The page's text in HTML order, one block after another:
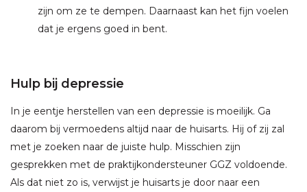
zijn om ze te dempen. Daarnaast kan het fijn voelen
dat je ergens goed in bent.
Hulp bij depressie
In je eentje herstellen van een depressie is moeilijk. Ga
daarom bij vermoedens altijd naar de huisarts. Hij of zij zal
met je zoeken naar de juiste hulp. Misschien zijn
gesprekken met de praktijkondersteuner GGZ voldoende.
Als dat niet zo is, verwijst je huisarts je door naar een